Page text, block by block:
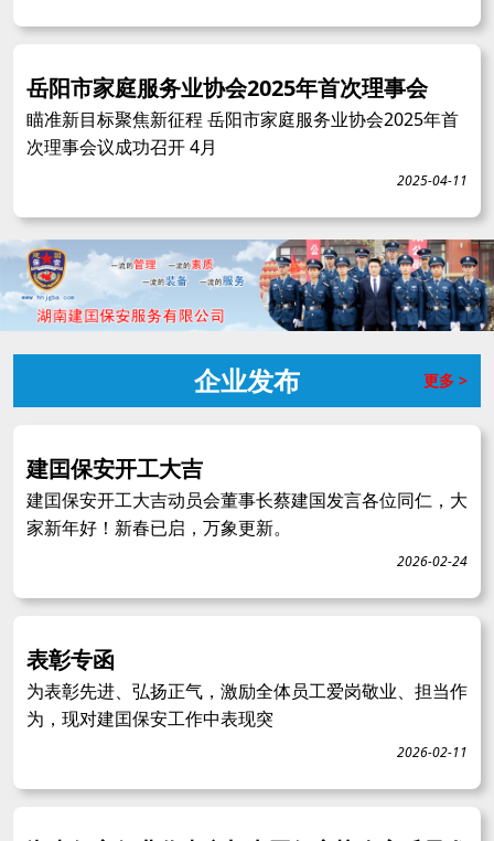
岳阳市家庭服务业协会2025年首次理事会
瞄准新目标聚焦新征程 岳阳市家庭服务业协会2025年首
次理事会议成功召开 4月
2025-04-11
企业发布 更多 >
建囯保安开工大吉
建囯保安开工大吉动员会董事长蔡建国发言各位同仁，大
家新年好！新春已启，万象更新。
2026-02-24
表彰专函
为表彰先进、弘扬正气，激励全体员工爱岗敬业、担当作
为，现对建囯保安工作中表现突
2026-02-11